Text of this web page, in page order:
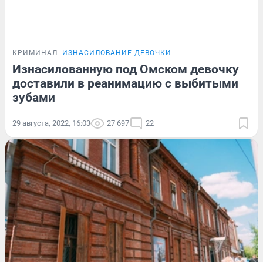
КРИМИНАЛ ИЗНАСИЛОВАНИЕ ДЕВОЧКИ
Изнасилованную под Омском девочку
доставили в реанимацию с выбитыми
зубами
29 августа, 2022, 16:03 27 697 22